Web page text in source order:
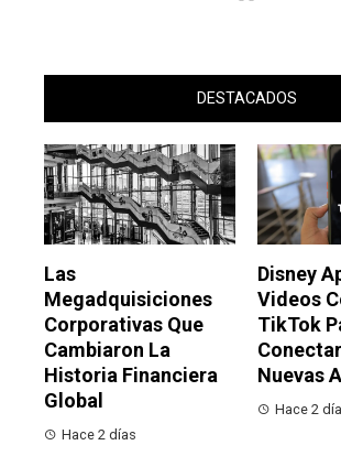
DESTACADOS
Las
Megadquisiciones
Corporativas Que
Cambiaron La
Historia Financiera
Global
Hace 2 días
Disney
Videos
TikTok
Nuevas
Hace 2